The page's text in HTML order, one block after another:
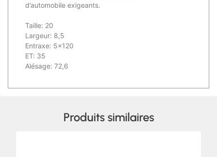
d’automobile exigeants.
Taille: 20
Largeur: 8,5
Entraxe: 5×120
ET: 35
Alésage: 72,6
Produits similaires